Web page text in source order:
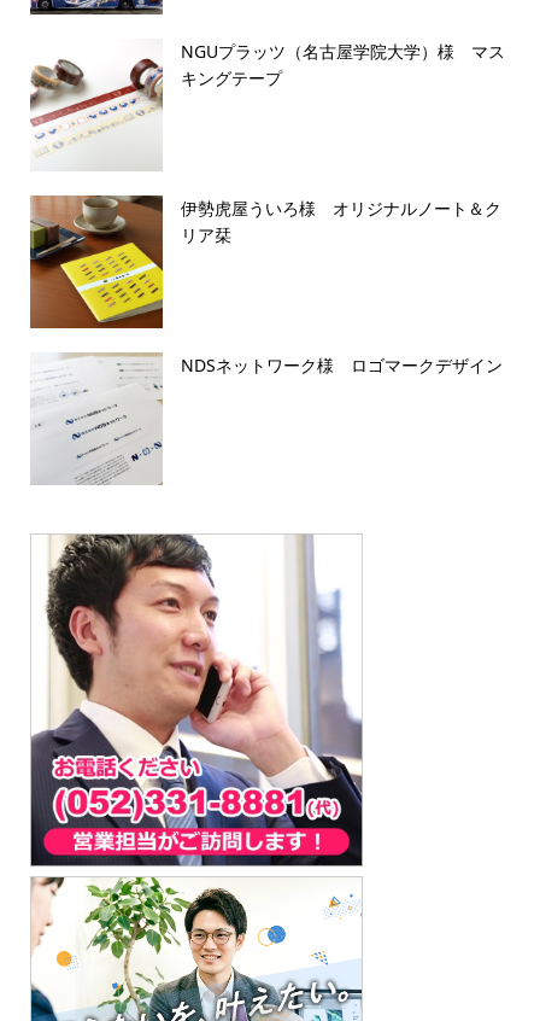
NGUプラッツ（名古屋学院大学）様 マス
キングテープ
伊勢虎屋ういろ様 オリジナルノート＆ク
リア栞
NDSネットワーク様 ロゴマークデザイン